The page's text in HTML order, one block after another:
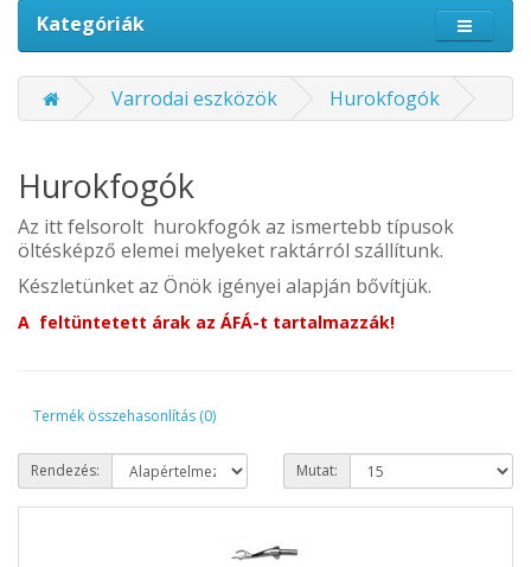
Kategóriák
Varrodai eszközök Hurokfogók
Hurokfogók
Az itt felsorolt hurokfogók az ismertebb típusok
öltésképző elemei melyeket raktárról szállítunk.
Készletünket az Önök igényei alapján bővítjük.
A feltüntetett árak az ÁFÁ-t tartalmazzák!
Termék összehasonlítás (0)
Rendezés: Mutat: